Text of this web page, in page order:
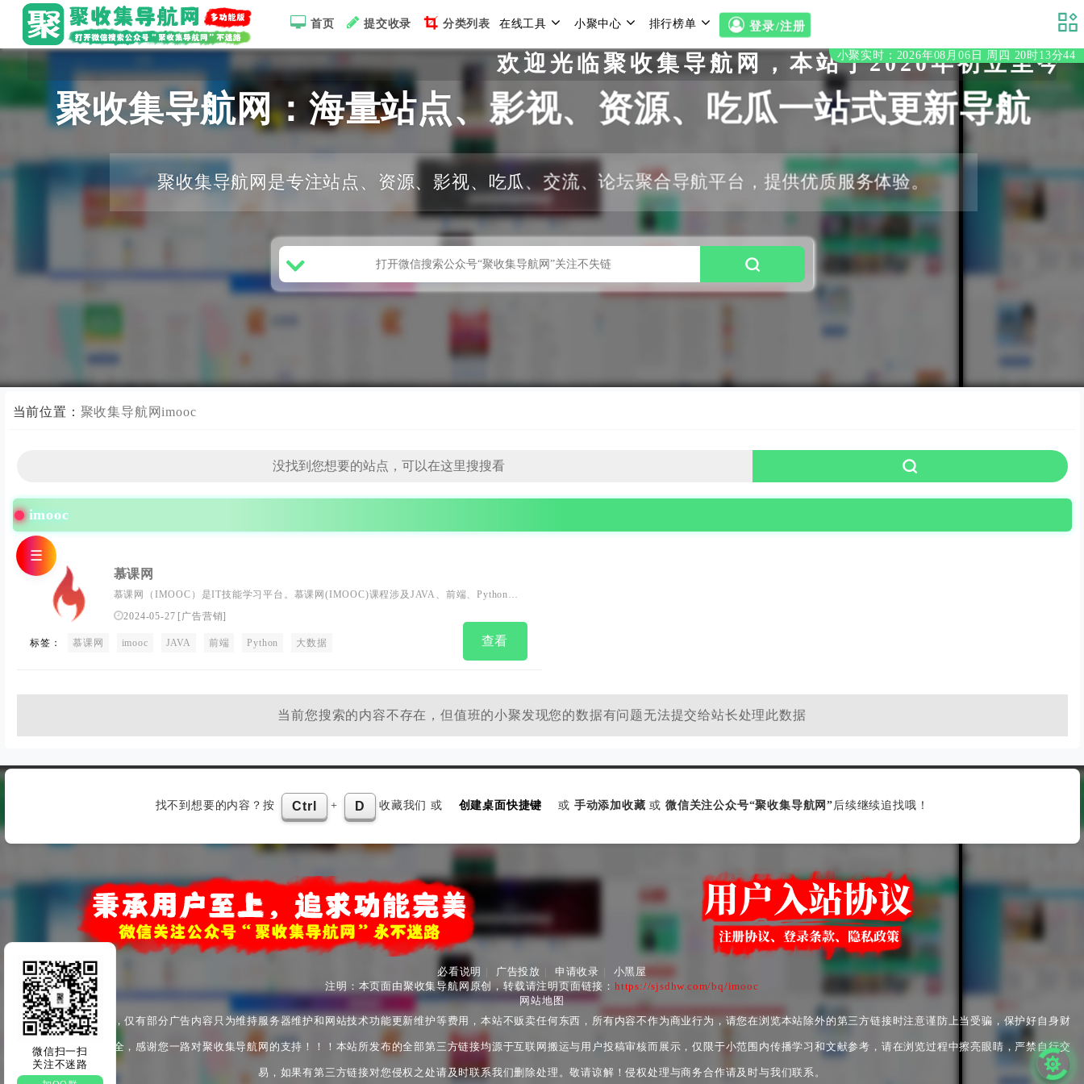
首页 提交收录 分类列表 在线工具 小聚中心 排行榜单 登录/注册
小聚实时：2026年08月06日 周四 20时13分44
欢迎光临聚收集导航网，本站于2020年初立至今，
聚收集导航网：海量站点、影视、资源、吃瓜一站式更新导航
聚收集导航网是专注站点、资源、影视、吃瓜、交流、论坛聚合导航平台，提供优质服务体验。
当前位置： 聚收集导航网imooc
imooc
慕课网
慕课网（IMOOC）是IT技能学习平台。慕课网(IMOOC)课程涉及JAVA、前端、Python、
大数据等60类主流技术语言，覆盖了面试就业、职业成长、自我提升等需求场景，帮助用
2024-05-27 [广告营销]
标签： 慕课网 imooc JAVA 前端 Python 大数据 查看
当前您搜索的内容不存在，但值班的小聚发现您的数据有问题无法提交给站长处理此数据
微信扫一扫
关注不迷路
☰
找不到想要的内容？按 Ctrl + D 收藏我们 或 创建桌面快捷键 或 手动添加收藏 或 微信关注公众号“聚收集导航网” 后续继续追找哦！
必看说明 广告投放 申请收录
小黑屋
注明：本页面由聚收集导航网原创，转载请注明页面链接：https://sjsdhw.com/bq/imooc
网站地图
本站为非盈利性站点，仅有部分广告内容只为维持服务器维护和网站技术功能更新维护等费用，本站不贩卖任何东西，所有内容不作为商业行为，请您在浏览本站除外的第三方链接时注意谨防上当受骗，保护好自身财
产安全与身心健康安全，感谢您一路对聚收集导航网的支持！！！本站所发布的全部第三方链接均源于互联网搬运与用户投稿审核而展示，仅限于小范围内传播学习和文献参考，请在浏览过程中擦亮眼睛，严禁自行交
易，如果有第三方链接对您侵权之处请及时联系我们删除处理。敬请谅解！侵权处理与商务合作请及时与我们联系。